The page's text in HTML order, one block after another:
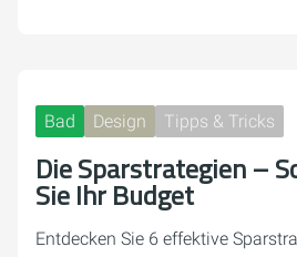
Bad Design Tipps & Tricks
Die Sparstrategien –
Sie Ihr Budget
Entdecken Sie 6 effektive